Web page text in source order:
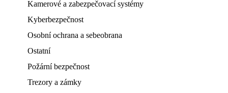
Kamerové a zabezpečovací systémy
Kyberbezpečnost
Osobní ochrana a sebeobrana
Ostatní
Požární bezpečnost
Trezory a zámky